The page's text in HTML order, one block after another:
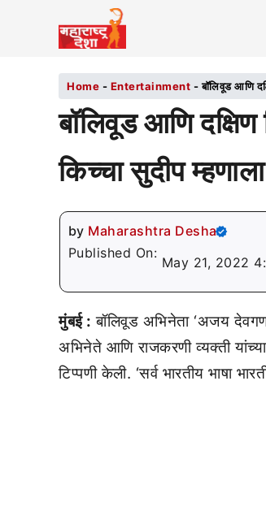
Home - Entertainment -बॉलिवूड आणि
बॉलिवूड आणि दक्षिण
किच्चा सुदीप
by Maharashtra Desha
Published On:
May 21, 2022
मुंबई : बॉलिवूड अभिनेता ‘अजय
अभिनेते आणि राजकरणी व्यक्ती
टिप्पणी केली. ‘सर्व भारतीय भाषा